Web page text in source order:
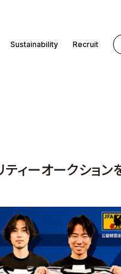
Sustainability Recruit
ィーオークション